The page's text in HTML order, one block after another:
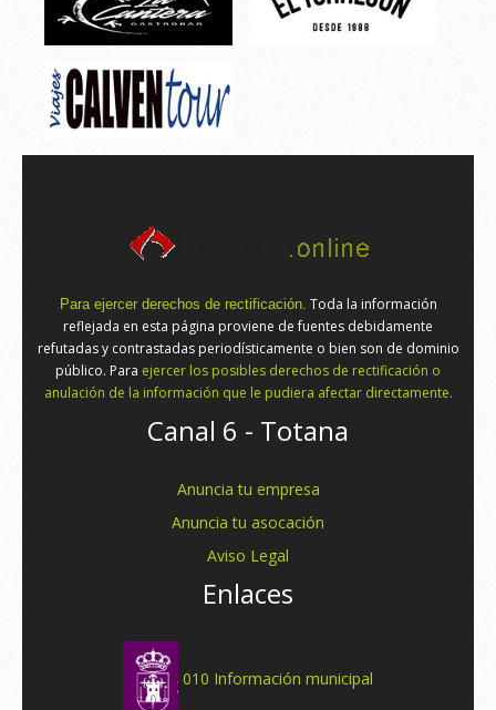
Para ejercer derechos de rectificación. Toda la información
reflejada en esta página proviene de fuentes debidamente
refutadas y contrastadas periodísticamente o bien son de dominio
público. Para ejercer los posibles derechos de rectificación o
anulación de la información que le pudiera afectar directamente.
Canal 6 - Totana
Anuncia tu empresa
Anuncia tu asocación
Aviso Legal
Enlaces
010 Información municipal